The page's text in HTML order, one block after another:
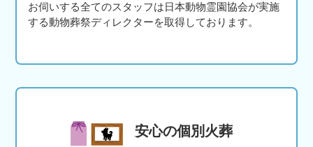
お伺いする全てのスタッフは日本動物霊園協会が実施
する動物葬祭ディレクターを取得しております。
安心の個別火葬